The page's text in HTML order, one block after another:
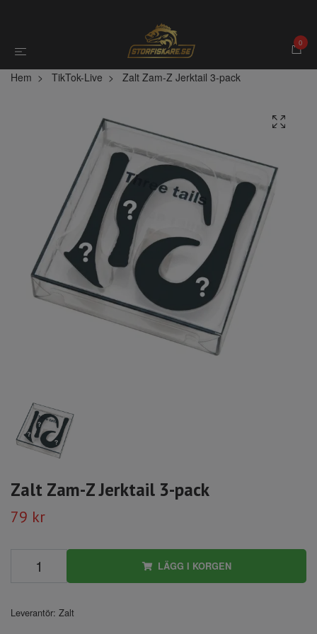
0
Hem TikTok-Live Zalt Zam-Z Jerktail 3-pack
Zalt Zam-Z Jerktail 3-pack
79 kr
LÄGG I KORGEN
Leverantör: Zalt